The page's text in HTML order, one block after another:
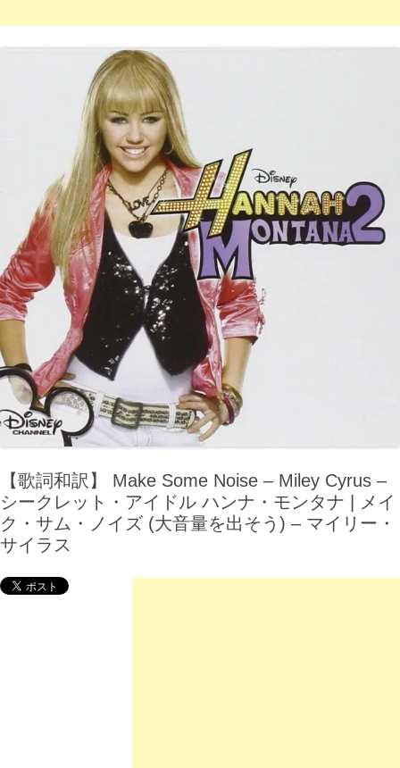
【歌詞和訳】 Make Some Noise – Miley Cyrus –
シークレット・アイドル ハンナ・モンタナ | メイ
ク・サム・ノイズ (大音量を出そう) – マイリー・
サイラス